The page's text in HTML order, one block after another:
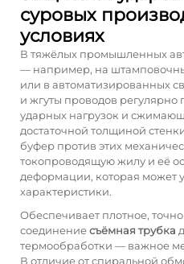
суровых
условиях
В тяжёлых промышленных
— например, на
или в автоматизированных
и жгуты проводов регулярно
ударных нагрузок и
достаточной толщиной
буфер против этих
токопроводящую жилу и её
деформации, которая может
характеристики.
Обеспечивает плотное,
соединениесъёмная трубка
термообработки — важное
В отличие от спиральной